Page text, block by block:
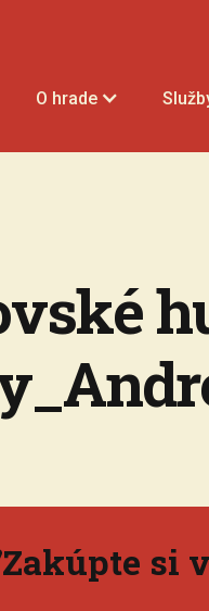
O hrade
Zakúpte si